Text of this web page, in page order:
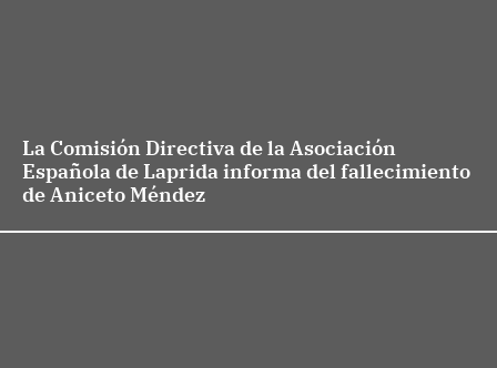
La Comisión Directiva de la Asociación
Española de Laprida informa del fallecimiento
de Aniceto Méndez